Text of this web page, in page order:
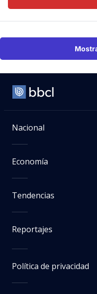
Nacional
Economía
Tendencias
Reportajes
Política de privacidad